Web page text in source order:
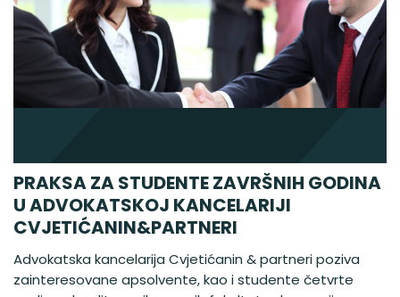
PRAKSA ZA STUDENTE ZAVRŠNIH GODINA
U ADVOKATSKOJ KANCELARIJI
CVJETIĆANIN&PARTNERI
Advokatska kancelarija Cvjetićanin & partneri poziva
zainteresovane apsolvente, kao i studente četvrte